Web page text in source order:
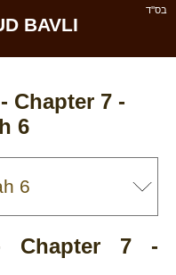
בס''ד
BAVLI
Chapter 7 -
6
Chapter 7 -